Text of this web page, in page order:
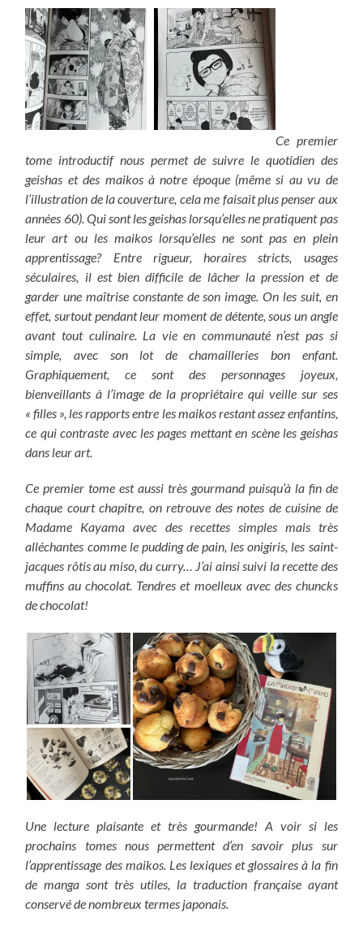
Ce premier
tome introductif nous permet de suivre le quotidien des
geishas et des maikos à notre époque (même si au vu de
l’illustration de la couverture, cela me faisait plus penser aux
années 60). Qui sont les geishas lorsqu’elles ne pratiquent pas
leur art ou les maikos lorsqu’elles ne sont pas en plein
apprentissage? Entre rigueur, horaires stricts, usages
séculaires, il est bien difficile de lâcher la pression et de
garder une maîtrise constante de son image. On les suit, en
effet, surtout pendant leur moment de détente, sous un angle
avant tout culinaire. La vie en communauté n’est pas si
simple, avec son lot de chamailleries bon enfant.
Graphiquement, ce sont des personnages joyeux,
bienveillants à l’image de la propriétaire qui veille sur ses
« filles », les rapports entre les maikos restant assez enfantins,
ce qui contraste avec les pages mettant en scène les geishas
dans leur art.
Ce premier tome est aussi très gourmand puisqu’à la fin de
chaque court chapitre, on retrouve des notes de cuisine de
Madame Kayama avec des recettes simples mais très
alléchantes comme le pudding de pain, les onigiris, les saint-
jacques rôtis au miso, du curry… J’ai ainsi suivi la recette des
muffins au chocolat. Tendres et moelleux avec des chuncks
de chocolat!
Une lecture plaisante et très gourmande! A voir si les
prochains tomes nous permettent d’en savoir plus sur
l’apprentissage des maikos. Les lexiques et glossaires à la fin
de manga sont très utiles, la traduction française ayant
conservé de nombreux termes japonais.